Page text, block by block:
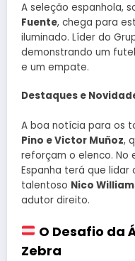
A seleção espanhola,
Fuente, chega para
iluminado. Líder do
demonstrando um
e um empate.
Destaques e
A boa notícia para os
Pino e Victor Muñoz,
reforçam o elenco. No
Espanha terá que
talentoso Nico
adutor direito.
O Desafio da
Zebra